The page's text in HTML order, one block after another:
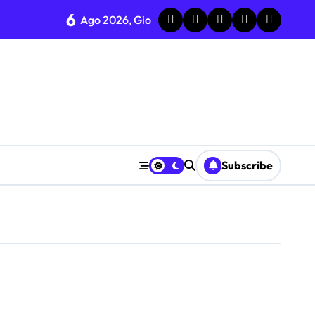
6 Ago 2026, Gio
Subscribe